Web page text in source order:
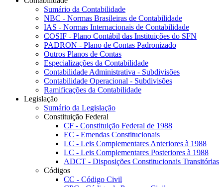
Sumário da Contabilidade
NBC - Normas Brasileiras de Contabilidade
IAS - Normas Internacionais de Contabilidade
COSIF - Plano Contábil das Instituições do SFN
PADRON - Plano de Contas Padronizado
Outros Planos de Contas
Especializações da Contabilidade
Contabilidade Administrativa - Subdivisões
Contabilidade Operacional - Subdivisões
Ramificações da Contabilidade
Legislação
Sumário da Legislação
Constituição Federal
CF - Constituição Federal de 1988
EC - Emendas Constitucionais
LC - Leis Complementares Anteriores à 1988
LC - Leis Complementares Posteriores à 1988
ADCT - Disposições Constitucionais Transitórias
Códigos
CC - Código Civil